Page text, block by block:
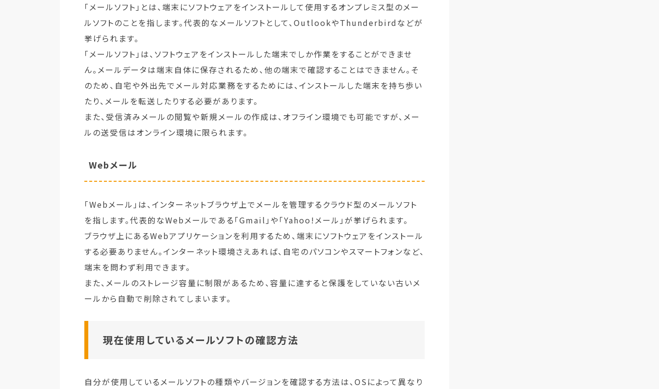
「メールソフト」とは、端末にソフトウェアをインストールして使用するオンプレミス型のメー
ルソフトのことを指します。代表的なメールソフトとして、OutlookやThunderbirdなどが
挙げられます。
「メールソフト」は、ソフトウェアをインストールした端末でしか作業をすることができませ
ん。メールデータは端末自体に保存されるため、他の端末で確認することはできません。そ
のため、自宅や外出先でメール対応業務をするためには、インストールした端末を持ち歩い
たり、メールを転送したりする必要があります。
また、受信済みメールの閲覧や新規メールの作成は、オフライン環境でも可能ですが、メー
ルの送受信はオンライン環境に限られます。
Webメール
「Webメール」は、インターネットブラウザ上でメールを管理するクラウド型のメールソフト
を指します。代表的なWebメールである「Gmail」や「Yahoo!メール」が挙げられます。
ブラウザ上にあるWebアプリケーションを利用するため、端末にソフトウェアをインストール
する必要ありません。インターネット環境さえあれば、自宅のパソコンやスマートフォンなど、
端末を問わず利用できます。
また、メールのストレージ容量に制限があるため、容量に達すると保護をしていない古いメ
ールから自動で削除されてしまいます。
現在使用しているメールソフトの確認方法
自分が使用しているメールソフトの種類やバージョンを確認する方法は、OSによって異なり